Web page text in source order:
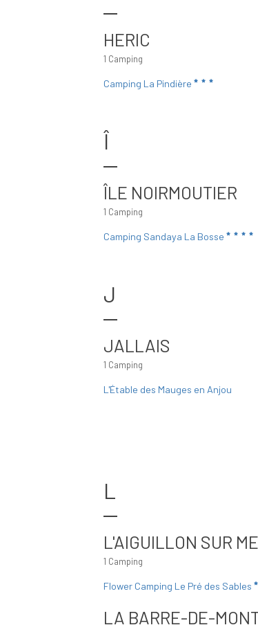
HERIC
1 Camping
Camping La Pindière
Î
ÎLE NOIRMOUTIER
1 Camping
Camping Sandaya La Bosse
J
JALLAIS
1 Camping
L'Étable des Mauges en Anjou
L
L'AIGUILLON SUR
1 Camping
Flower Camping Le Pré des Sables
LA BARRE-DE-